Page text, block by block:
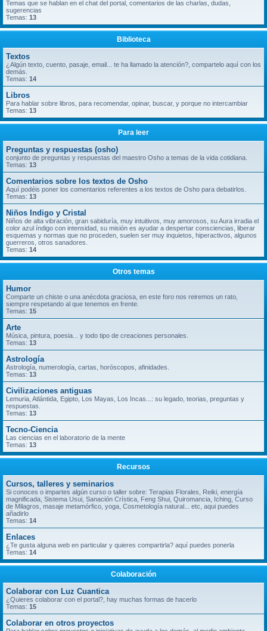
Temas que se hablan en el chat del portal, comentarios de las charlas, dudas,
sugerencias
Temas: 13
Biblioteca
Textos
¿Algún texto, cuento, pasaje, email... te ha llamado la atención?, compartelo aquí con los
demás.
Temas: 14
Libros
Para hablar sobre libros, para recomendar, opinar, buscar, y porque no intercambiar
Temas: 13
Para leer
Preguntas y respuestas (osho)
conjunto de preguntas y respuestas del maestro Osho a temas de la vida cotidiana.
Temas: 13
Comentarios sobre los textos de Osho
Aquí podéis poner los comentarios referentes a los textos de Osho para debatirlos.
Temas: 13
Niños Indigo y Cristal
Niños de alta vibración, gran sabiduría, muy intuitivos, muy amorosos, su Aura irradia el
color azul índigo con intensidad, su misión es ayudar a despertar consciencias, liberar
esquemas y normas que no proceden, suelen ser muy inquietos, hiperactivos, algunos
guerreros, otros sanadores.
Temas: 14
Otros temas
Humor
Comparte un chiste o una anécdota graciosa, en este foro nos reiremos un rato,
siempre respetando al que tenemos en frente.
Temas: 15
Arte
Música, pintura, poesia... y todo tipo de creaciones personales.
Temas: 13
Astrología
Astrología, numerología, cartas, horóscopos, afinidades.
Temas: 13
Civilizaciones antiguas
Lemuria, Atlántida, Egipto, Los Mayas, Los Incas...: su legado, teorias, preguntas y
respuestas.
Temas: 13
Tecno-Ciencia
Las ciencias en el laboratorio de la mente
Temas: 13
Recursos
Cursos, talleres y seminarios
Si conoces o impartes algún curso o taller sobre: Terapias Florales, Reiki, energía
magnificada, Sistema Usui, Sanación Crística, Feng Shui, Quiromancia, Iching, Curso
de Milagros, masaje metamórfico, yoga, Cosmetología natural... etc, aqui puedes
añadirlo
Temas: 14
Enlaces
¿Te gusta alguna web en particular y quieres compartirla? aquí puedes ponerla
Temas: 14
Colaboración
Colaborar con Luz Cuantica
¿Quieres colaborar con el portal?, hay muchas formas de hacerlo
Temas: 15
Colaborar en otros proyectos